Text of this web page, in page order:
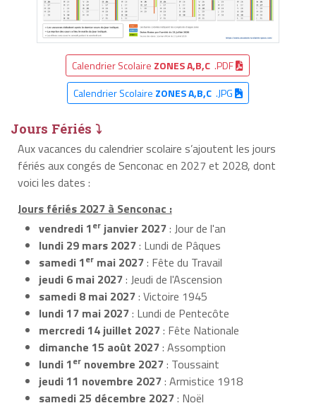
Calendrier Scolaire ZONES A,B,C .PDF
Calendrier Scolaire ZONES A,B,C.JPG
Jours Fériés ⤵
Aux vacances du calendrier scolaire s’ajoutent les jours
fériés aux congés de Senconac en 2027 et 2028, dont
voici les dates :
Jours fériés 2027 à Senconac :
vendredi 1er janvier 2027: Jour de l'an
lundi 29 mars 2027: Lundi de Pâques
samedi 1er mai 2027: Fête du Travail
jeudi 6 mai 2027: Jeudi de l'Ascension
samedi 8 mai 2027: Victoire 1945
lundi 17 mai 2027: Lundi de Pentecôte
mercredi 14 juillet 2027: Fête Nationale
dimanche 15 août 2027: Assomption
lundi 1er novembre 2027: Toussaint
jeudi 11 novembre 2027: Armistice 1918
samedi 25 décembre 2027: Noël